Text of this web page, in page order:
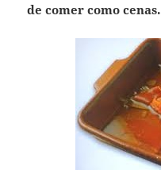
de comer como cenas.